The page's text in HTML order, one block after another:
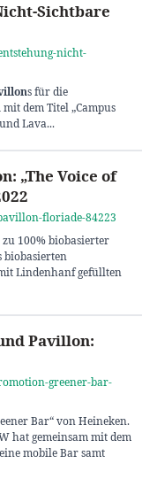
Sichtbare
nicht-
s für die
mit dem Titel „Campus
Lava...
„The Voice of
floriade-84223
100% biobasierter
biobasierten
Lindenhanf gefüllten
Pavillon:
greener-bar-
Bar“ von Heineken.
hat gemeinsam mit dem
mobile Bar samt